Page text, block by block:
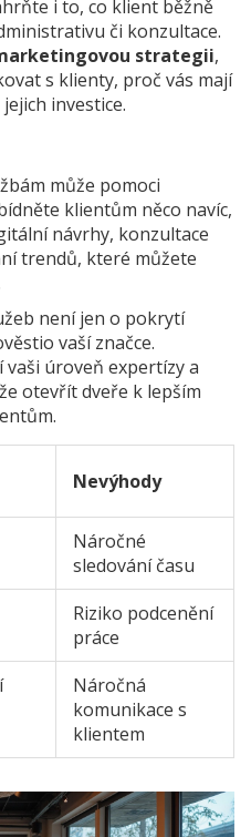
i to, co klient běžně
či konzultace.
strategii,
s klienty, proč vás mají
investice.
může pomoci
klientům něco navíc,
návrhy, konzultace
trendů, které můžete
není jen o pokrytí
vaší značce.
vaši úroveň expertízy a
otevřít dveře k lepším
Nevýhody
Náročné
sledování času
Riziko podcenění
práce
Náročná
komunikace s
klientem